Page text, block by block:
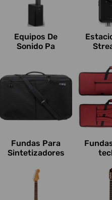
Equipos De
Sonido Pa
Fundas Para
Sintetizadores